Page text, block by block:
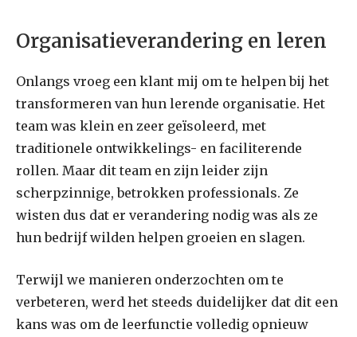
Organisatieverandering en leren
Onlangs vroeg een klant mij om te helpen bij het
transformeren van hun lerende organisatie. Het
team was klein en zeer geïsoleerd, met
traditionele ontwikkelings- en faciliterende
rollen. Maar dit team en zijn leider zijn
scherpzinnige, betrokken professionals. Ze
wisten dus dat er verandering nodig was als ze
hun bedrijf wilden helpen groeien en slagen.
Terwijl we manieren onderzochten om te
verbeteren, werd het steeds duidelijker dat dit een
kans was om de leerfunctie volledig opnieuw